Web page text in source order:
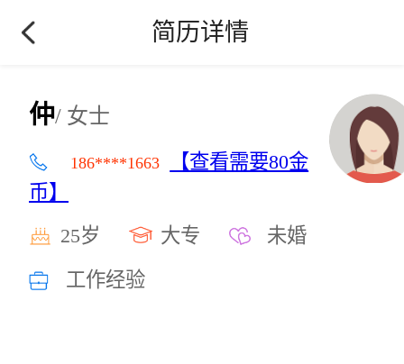
简历详情
仲/ 女士
186****1663
【查看需要80金
币】
25岁
大专
未婚
工作经验